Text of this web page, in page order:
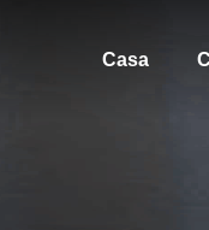
Casa